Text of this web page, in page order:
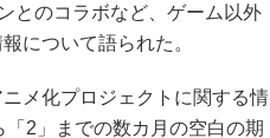
とのコラボなど、ゲーム以外
について語られた。
メ化プロジェクトに関する情
2」までの数カ月の空白の期